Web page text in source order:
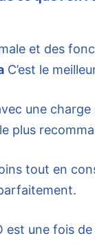
et des
C’est le
une charge
le plus
tout en
est une fois